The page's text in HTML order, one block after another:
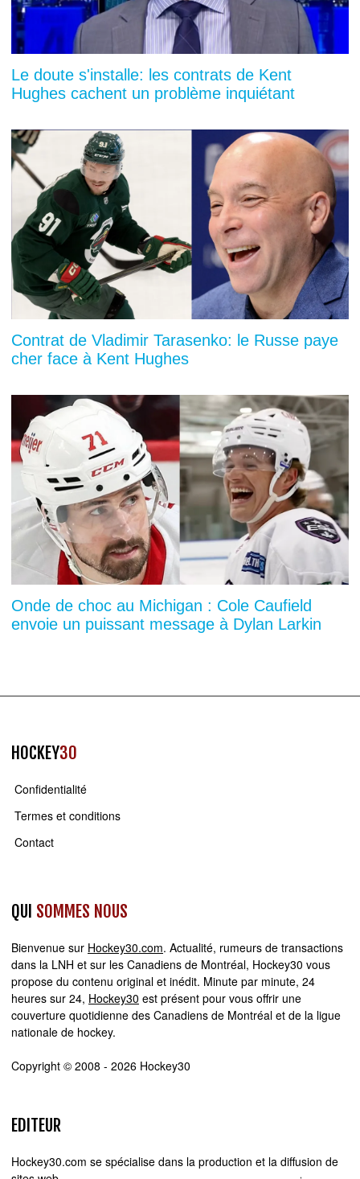
Le doute s'installe: les contrats de Kent
Hughes cachent un problème inquiétant
Contrat de Vladimir Tarasenko: le Russe paye
cher face à Kent Hughes
Onde de choc au Michigan : Cole Caufield
envoie un puissant message à Dylan Larkin
HOCKEY30
Confidentialité
Termes et conditions
Contact
QUI SOMMES NOUS
Bienvenue sur Hockey30.com. Actualité, rumeurs de transactions
dans la LNH et sur les Canadiens de Montréal, Hockey30 vous
propose du contenu original et inédit. Minute par minute, 24
heures sur 24, Hockey30 est présent pour vous offrir une
couverture quotidienne des Canadiens de Montréal et de la ligue
nationale de hockey.
Copyright © 2008 - 2026 Hockey30
EDITEUR
Hockey30.com se spécialise dans la production et la diffusion de